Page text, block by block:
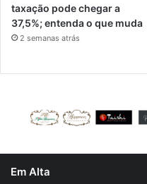
taxação pode chegar a
37,5%; entenda o que muda
2 semanas atrás
Em Alta